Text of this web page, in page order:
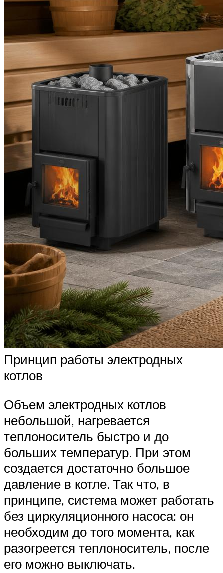
Принцип работы электродных
котлов
Объем электродных котлов
небольшой, нагревается
теплоноситель быстро и до
больших температур. При этом
создается достаточно большое
давление в котле. Так что, в
принципе, система может работать
без циркуляционного насоса: он
необходим до того момента, как
разогреется теплоноситель, после
его можно выключать.